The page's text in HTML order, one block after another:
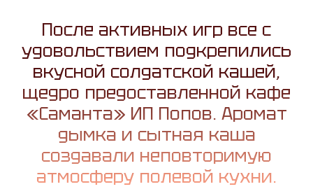
После активных игр все с
удовольствием подкрепились
вкусной солдатской кашей,
щедро предоставленной кафе
«Саманта» ИП Попов. Аромат
дымка и сытная каша
создавали неповторимую
атмосферу полевой кухни.